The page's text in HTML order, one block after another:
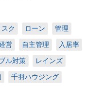
スク ローン 管理
営 自主管理 入居率
ル対策 レインズ
千羽ハウジング